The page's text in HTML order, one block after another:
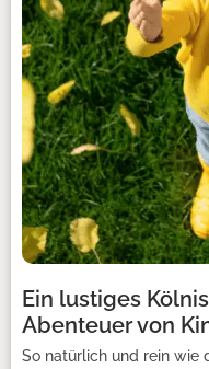
Ein lustiges
Abenteuer von
So natürlich und rein wie